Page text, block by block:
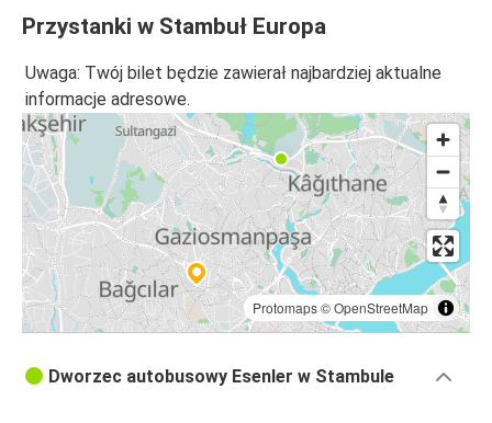
Przystanki w Stambuł Europa
Uwaga: Twój bilet będzie zawierał najbardziej aktualne
informacje adresowe.
Protomaps©OpenStreetMap
Dworzec autobusowy Esenler w Stambule